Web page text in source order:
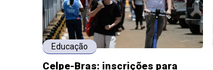
Educação
Celpe-Bras: inscrições para